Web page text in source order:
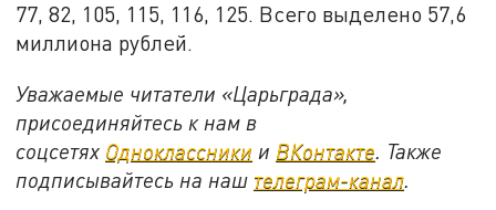
77, 82, 105, 115, 116, 125. Всего выделено 57,6
миллиона рублей.
Уважаемые читатели «Царьграда»,
присоединяйтесь к нам в
соцсетях Одноклассники и ВКонтакте. Также
подписывайтесь на наш телеграм-канал.